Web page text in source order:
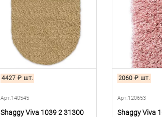
4427 ₽ шт.
Арт.140545
Shaggy Viva 1039 2 31300
2060 ₽ шт.
Арт.120653
Shaggy Viva